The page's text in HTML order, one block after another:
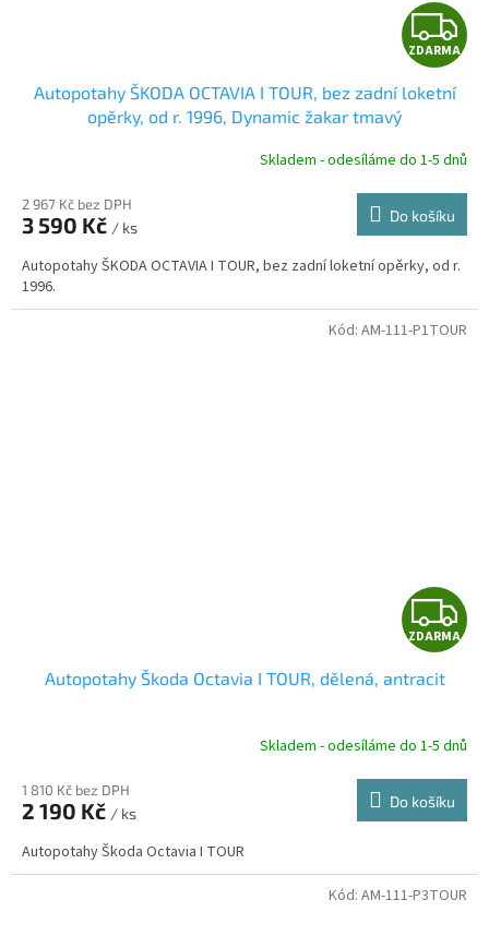
Z
D
R
A
ZDARMA
Autopotahy ŠKODA OCTAVIA I TOUR, bez zadní loketní
opěrky, od r. 1996, Dynamic žakar tmavý
Skladem - odesíláme do 1-5 dnů
2 967 Kč bez DPH
3 590 Kč / ks
Do košíku
Autopotahy ŠKODA OCTAVIA I TOUR, bez zadní loketní opěrky, od r.
1996.
Z
D
R
ZDARMA
Autopotahy Škoda Octavia I TOUR, dělená, antracit
Skladem - odesíláme do 1-5 dnů
1 810 Kč bez DPH
2 190 Kč / ks
Do košíku
Autopotahy Škoda Octavia I TOUR
Kód: AM-111-P1TOUR
Kód: AM-111-P3TOUR